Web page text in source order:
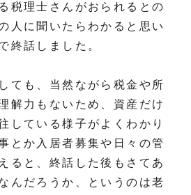
税理士さんがおられるとの
人に聞いたらわかると思い
終話しました。
ても、当然ながら税金や所
解力もないため、資産だけ
している様子がよくわかり
とか入居者募集や日々の管
ると、終話した後もさてあ
んだろうか、というのは老